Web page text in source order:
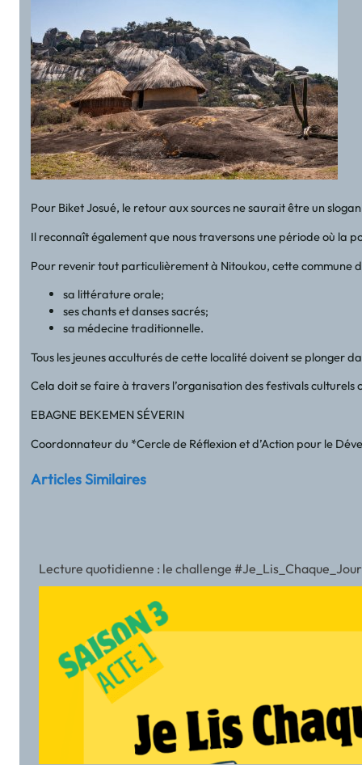
Pour Biket Josué, le retour aux sources ne saurait être un
Il reconnaît également que nous traversons une période où la
Pour revenir tout particulièrement à Nitoukou, cette commune
sa littérature orale;
ses chants et danses sacrés;
sa médecine traditionnelle.
Tous les jeunes acculturés de cette localité doivent se plonger
Cela doit se faire à travers l’organisation des festivals
EBAGNE BEKEMEN SÉVERIN
Coordonnateur du *Cercle de Réflexion et d’Action pour le
Articles Similaires
Lecture quotidienne : le challenge #Je_Lis_Chaque_Jour